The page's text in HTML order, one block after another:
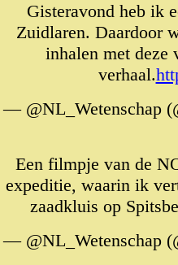
Gisteravond heb ik
Zuidlaren. Daardoor
inhalen met deze
verhaal.
— @NL_Wetenschap
Een filmpje van de
expeditie, waarin ik
zaadkluis op
— @NL_Wetenschap